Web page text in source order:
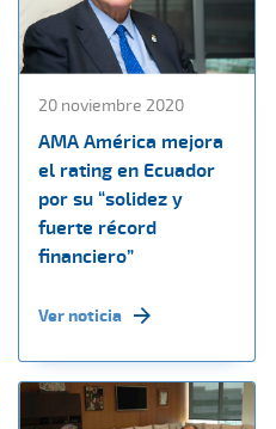
20 noviembre 2020
AMA América mejora
el rating en Ecuador
por su “solidez y
fuerte récord
financiero”
Ver noticia